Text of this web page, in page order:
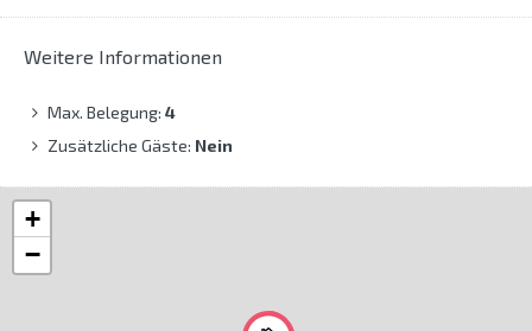
Weitere Informationen
Max. Belegung: 4
Zusätzliche Gäste: Nein
+
−